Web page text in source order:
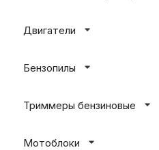
Двигатели
Бензопилы
Триммеры бензиновые
Мотоблоки